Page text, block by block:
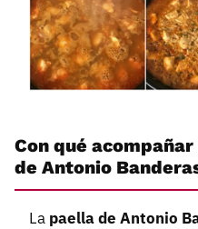
Con qué
de Antonio
La paella de Antonio